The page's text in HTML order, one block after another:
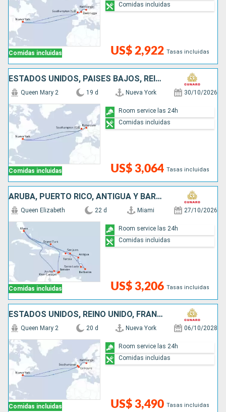
Comidas incluidas US$ 2,922 Tasas incluidas
Comidas incluidas
ESTADOS UNIDOS, PAISES BAJOS, REINO UNIDO
Comidas incluidas
Queen Mary 2 19 d Nueva York 30/10/2026
US$ 3,064 Tasas incluidas
Room service las 24h
Comidas incluidas
ARUBA, PUERTO RICO, ANTIGUA Y BARBUDA, SANTA LUCIA, BARBADOS, SAN MARTÍN, ESTADOS UNIDOS
Comidas incluidas
Queen Elizabeth 22 d Miami 27/10/2026
US$ 3,206 Tasas incluidas
Room service las 24h
Comidas incluidas
ESTADOS UNIDOS, REINO UNIDO, FRANCIA, ALEMANIA
Comidas incluidas
Queen Mary 2 20 d Nueva York 06/10/2028
US$ 3,490 Tasas incluidas
Room service las 24h
Comidas incluidas